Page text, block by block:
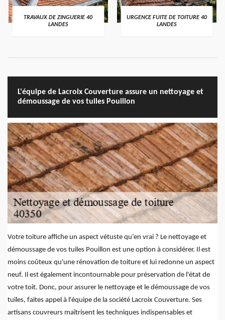
TRAVAUX DE ZINGUERIE 40
LANDES
URGENCE FUITE DE TOITURE 40
LANDES
L'équipe de Lacroix Couverture assure un nettoyage et
démoussage de vos tuiles Pouillon
Votre toiture affiche un aspect vétuste qu’en vrai ? Le nettoyage et
démoussage de vos tuiles Pouillon est une option à considérer. Il est
moins coûteux qu'une rénovation de toiture et lui redonne un aspect
neuf. Il est également incontournable pour préservation de l'état de
votre toit. Donc, pour assurer le nettoyage et le démoussage de vos
tuiles, faites appel à l'équipe de la société Lacroix Couverture. Ses
artisans couvreurs maîtrisent les techniques indispensables et